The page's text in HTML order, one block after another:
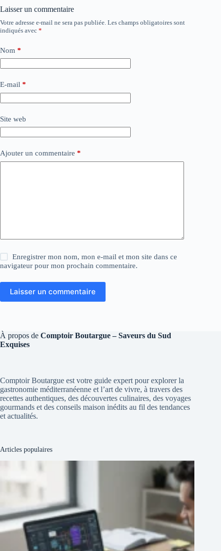
Laisser un commentaire
Votre adresse e-mail ne sera pas publiée. Les champs obligatoires sont
indiqués avec *
Nom *
E-mail *
Site web
Ajouter un commentaire *
Enregistrer mon nom, mon e-mail et mon site dans ce
navigateur pour mon prochain commentaire.
Laisser un commentaire
À propos de Comptoir Boutargue – Saveurs du Sud
Exquises
Comptoir Boutargue est votre guide expert pour explorer la
gastronomie méditerranéenne et l’art de vivre, à travers des
recettes authentiques, des découvertes culinaires, des voyages
gourmands et des conseils maison inédits au fil des tendances
et actualités.
Articles populaires